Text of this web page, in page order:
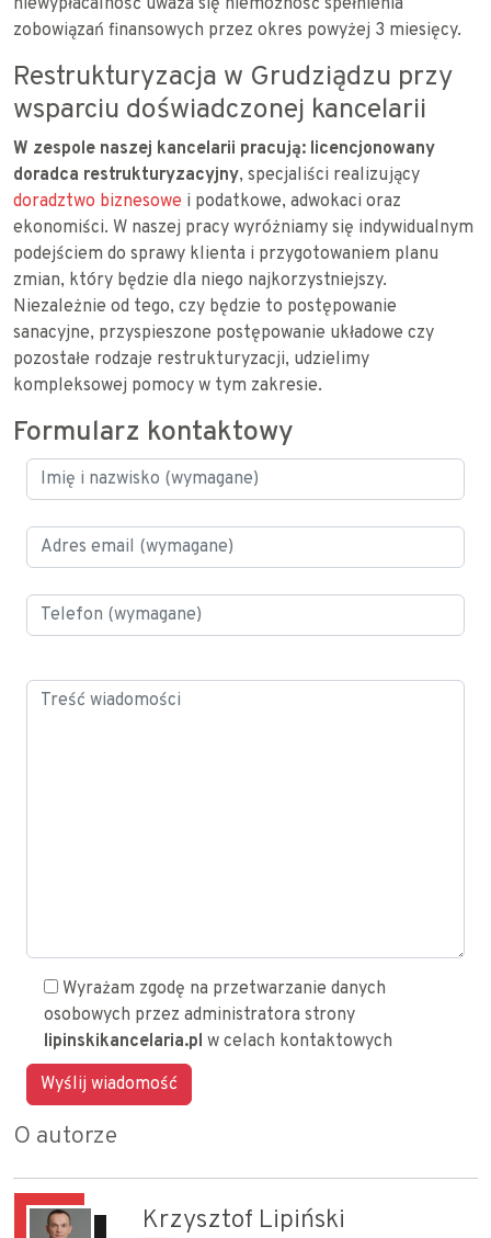
niewypłacalność uważa się niemożność spełnienia
zobowiązań finansowych przez okres powyżej 3 miesięcy.
Restrukturyzacja w Grudziądzu przy
wsparciu doświadczonej kancelarii
W zespole naszej kancelarii pracują: licencjonowany
doradca restrukturyzacyjny, specjaliści realizujący
doradztwo biznesowe i podatkowe, adwokaci oraz
ekonomiści. W naszej pracy wyróżniamy się indywidualnym
podejściem do sprawy klienta i przygotowaniem planu
zmian, który będzie dla niego najkorzystniejszy.
Niezależnie od tego, czy będzie to postępowanie
sanacyjne, przyspieszone postępowanie układowe czy
pozostałe rodzaje restrukturyzacji, udzielimy
kompleksowej pomocy w tym zakresie.
Formularz kontaktowy
Wyrażam zgodę na przetwarzanie danych
osobowych przez administratora strony
lipinskikancelaria.pl w celach kontaktowych
O autorze
Krzysztof Lipiński